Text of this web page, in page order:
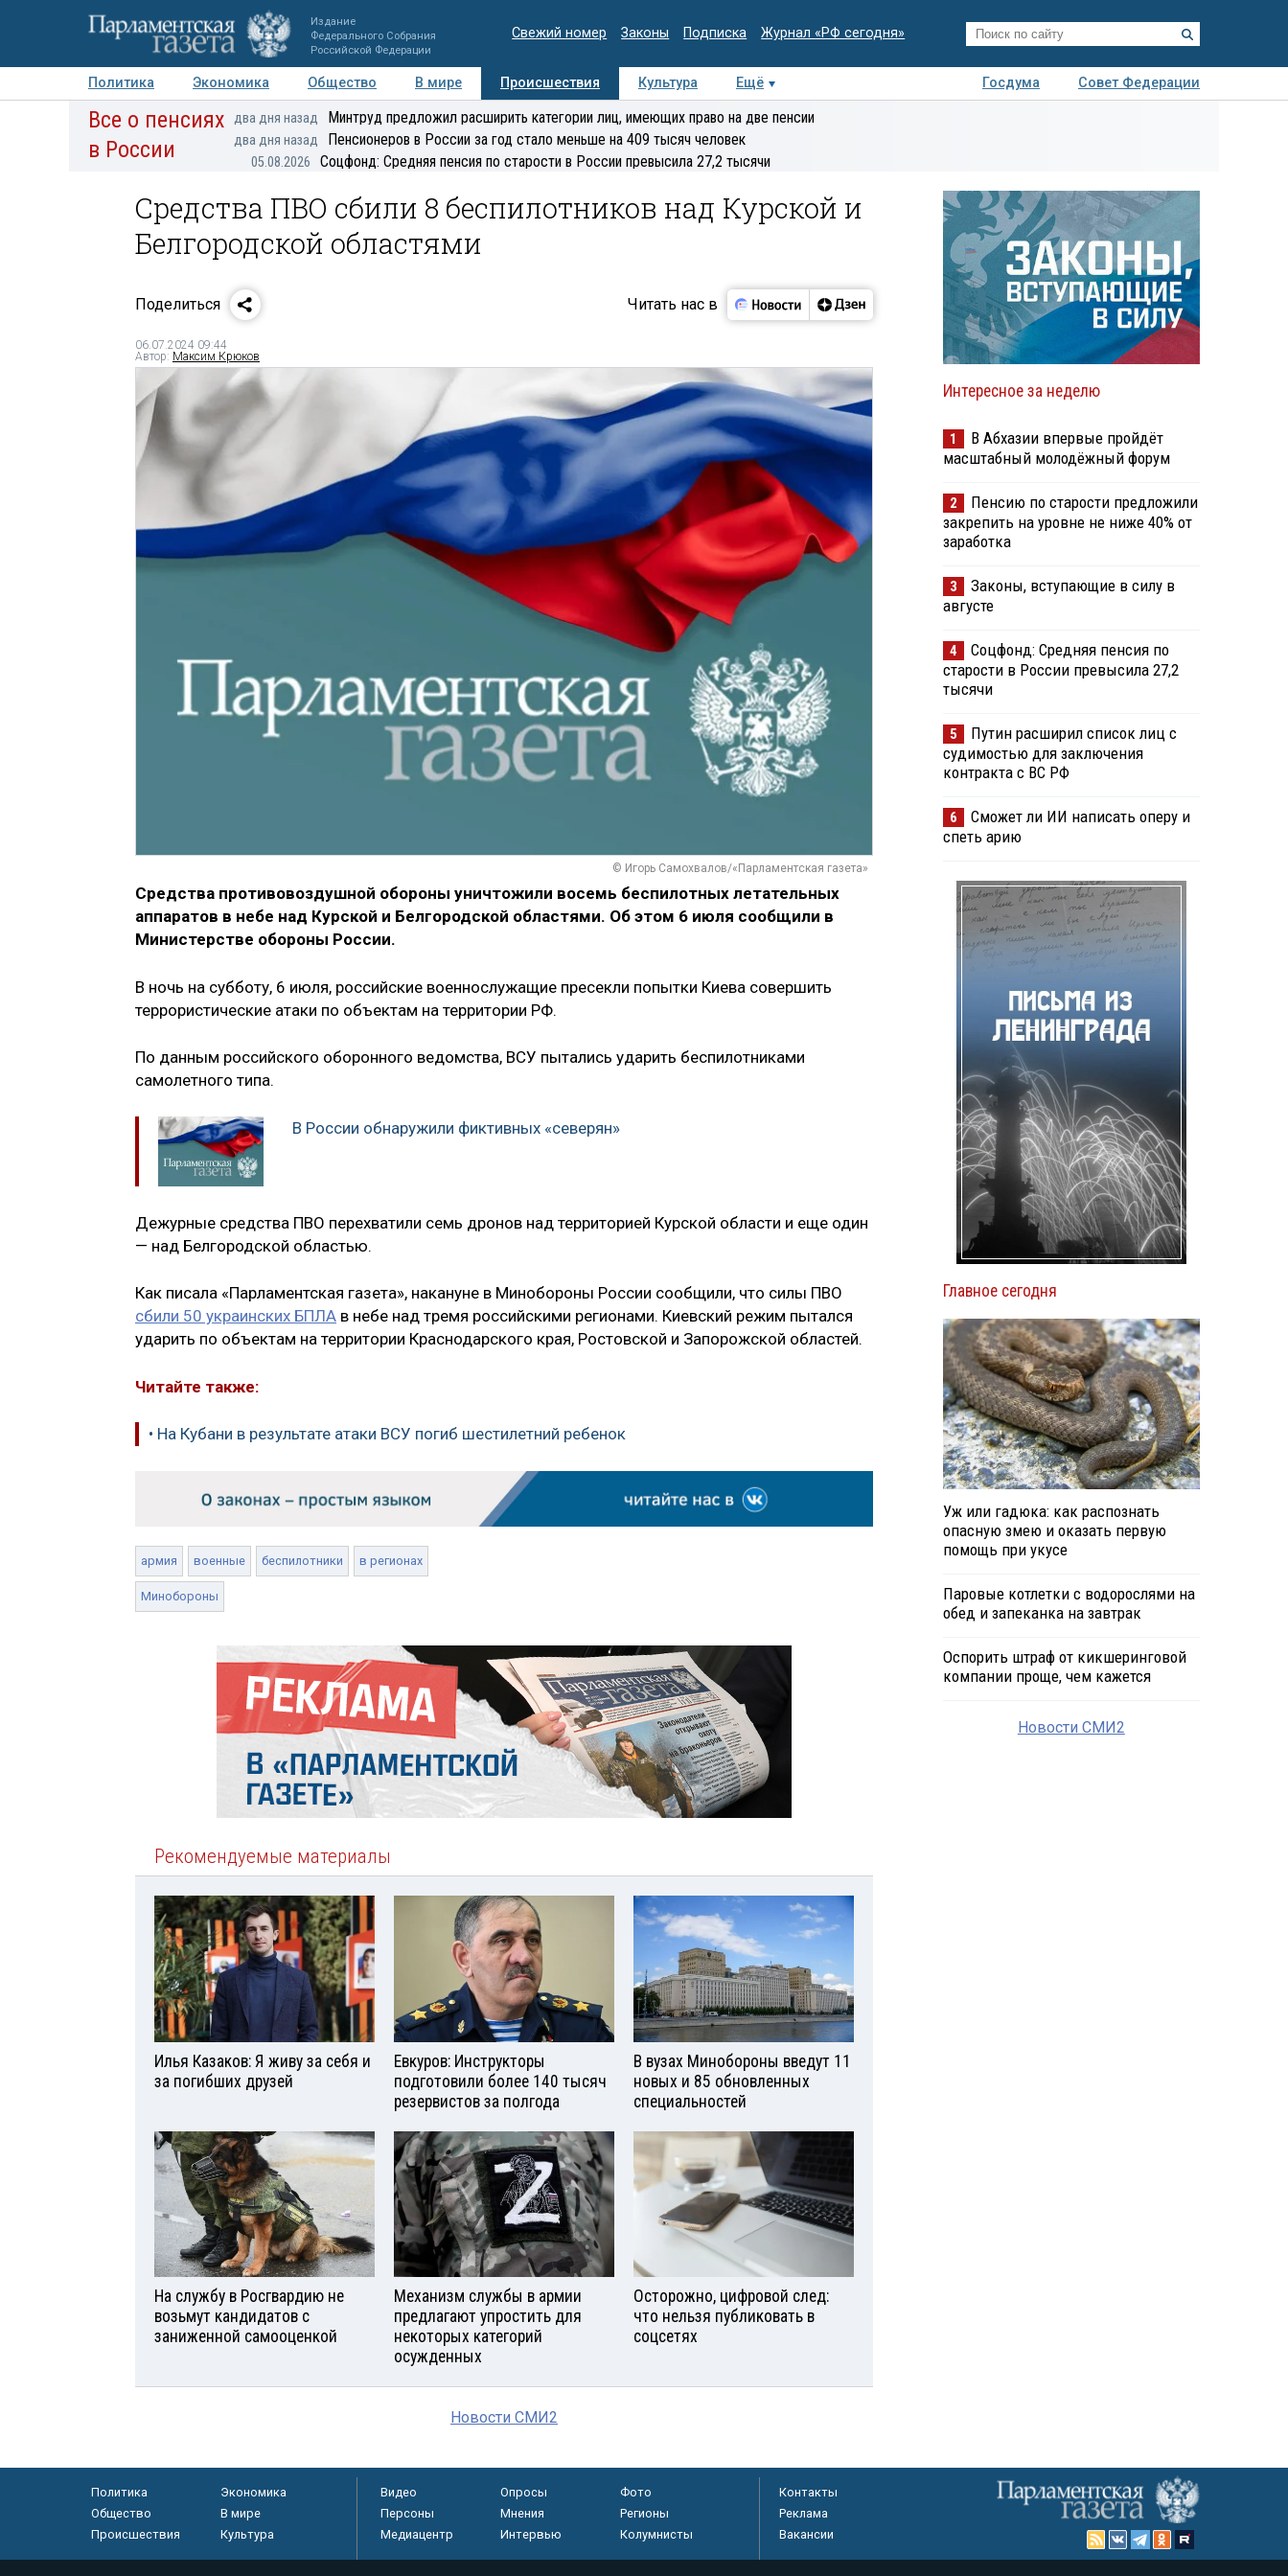
Издание
Федерального Собрания
Российской Федерации
Свежий номер Законы Подписка Журнал «РФ сегодня»
Политика Экономика Общество В мире Происшествия Культура Ещё Госдума
Совет Федерации
Авторы Персоны Мнения Регионы Медиацентр Интервью Колумнисты
Деловая
Все о пенсиях
в России
два дня назад Минтруд предложил расширить категории лиц, имеющих право на две пенсии
два дня назад Пенсионеров в России за год стало меньше на 409 тысяч человек
05.08.2026 Соцфонд: Средняя пенсия по старости в России превысила 27,2 тысячи
Средства ПВО сбили 8 беспилотников над Курской и
Белгородской областями
Поделиться Читать нас в
06.07.2024 09:44
Автор: Максим Крюков
© Игорь Самохвалов/«Парламентская газета»
Средства противовоздушной обороны уничтожили восемь беспилотных летательных
аппаратов в небе над Курской и Белгородской областями. Об этом 6 июля сообщили в
Министерстве обороны России.
В ночь на субботу, 6 июля, российские военнослужащие пресекли попытки Киева совершить
террористические атаки по объектам на территории РФ.
По данным российского оборонного ведомства, ВСУ пытались ударить беспилотниками
самолетного типа.
В России обнаружили фиктивных «северян»
Дежурные средства ПВО перехватили семь дронов над территорией Курской области и еще один
— над Белгородской областью.
Как писала «Парламентская газета», накануне в Минобороны России сообщили, что силы ПВО
сбили 50 украинских БПЛА в небе над тремя российскими регионами. Киевский режим пытался
ударить по объектам на территории Краснодарского края, Ростовской и Запорожской областей.
Читайте также:
• На Кубани в результате атаки ВСУ погиб шестилетний ребенок
армия военные беспилотники в регионах
Минобороны
Рекомендуемые материалы
Илья Казаков: Я живу за себя и
за погибших друзей
Евкуров: Инструкторы
подготовили более 140 тысяч
резервистов за полгода
В вузах Минобороны введут 11
новых и 85 обновленных
специальностей
На службу в Росгвардию не
возьмут кандидатов с
заниженной самооценкой
Механизм службы в армии
предлагают упростить для
некоторых категорий
осужденных
Осторожно, цифровой след:
что нельзя публиковать в
соцсетях
Новости СМИ2
Интересное за неделю
1
В Абхазии впервые пройдёт
масштабный молодёжный форум
2
Пенсию по старости предложили
закрепить на уровне не ниже 40% от
заработка
3
Законы, вступающие в силу в
августе
4
Соцфонд: Средняя пенсия по
старости в России превысила 27,2
тысячи
5
Путин расширил список лиц с
судимостью для заключения
контракта с ВС РФ
6
Сможет ли ИИ написать оперу и
спеть арию
Главное сегодня
Уж или гадюка: как распознать
опасную змею и оказать первую
помощь при укусе
Паровые котлетки с водорослями на
обед и запеканка на завтрак
Оспорить штраф от кикшеринговой
компании проще, чем кажется
Новости СМИ2
Политика
Экономика
Общество
В мире
Происшествия
Культура
Видео Опросы
Фото
Персоны
Мнения
Регионы
Медиацентр
Интервью Колумнисты
Контакты
Реклама
Вакансии